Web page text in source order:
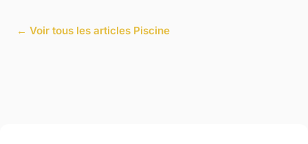
← Voir tous les articles Piscine